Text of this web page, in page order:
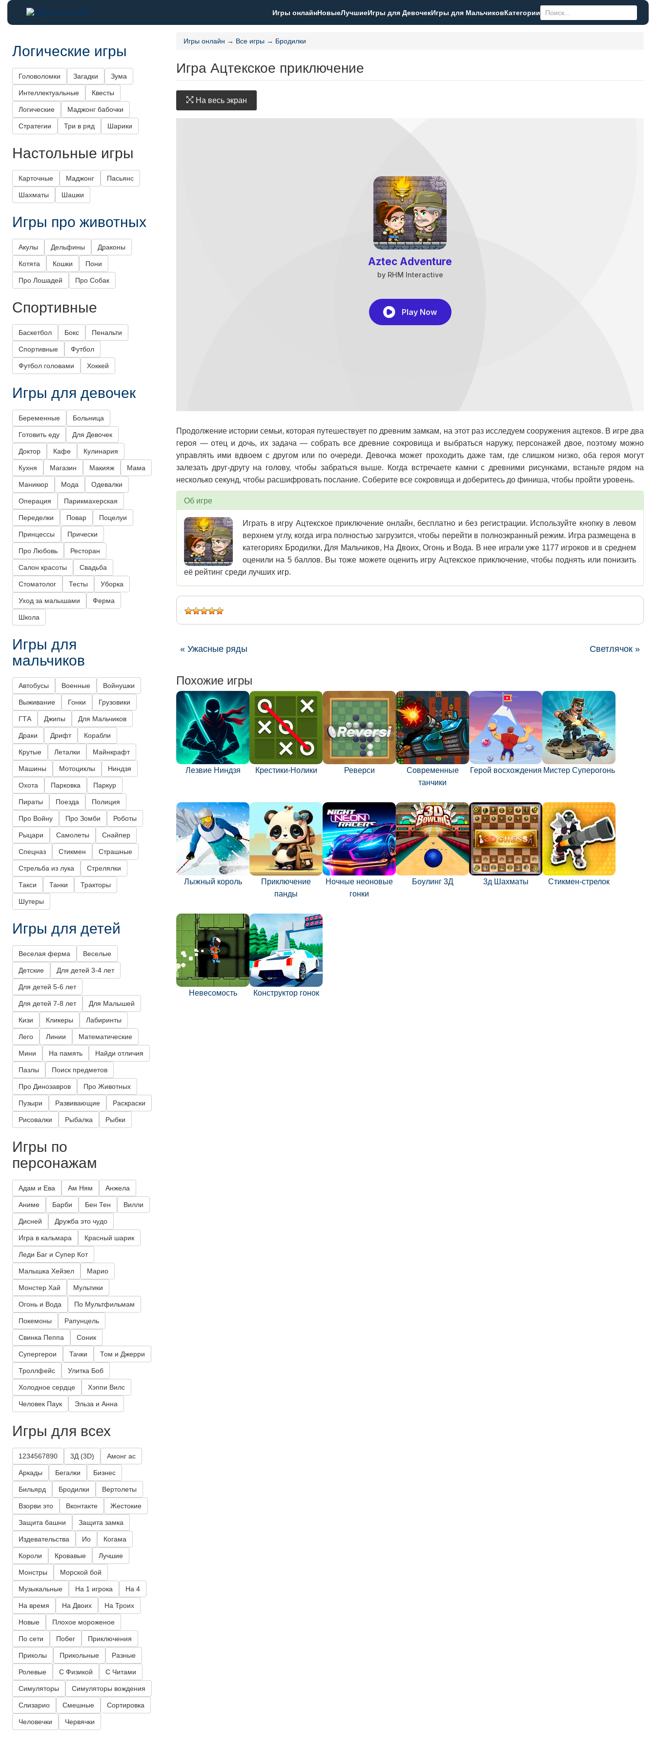
Игры онлайнНовыеЛучшиеИгры для ДевочекИгры для МальчиковКатегории
Игры онлайн → Все игры → Бродилки
Игра Ацтекское приключение
На весь экран
Продолжение истории семьи, которая путешествует по древним замкам, на этот раз исследуем сооружения ацтеков. В игре два
героя — отец и дочь, их задача — собрать все древние сокровища и выбраться наружу, персонажей двое, поэтому можно
управлять ими вдвоем с другом или по очереди. Девочка может проходить даже там, где слишком низко, оба героя могут
залезать друг-другу на голову, чтобы забраться выше. Когда встречаете камни с древними рисунками, встаньте рядом на
несколько секунд, чтобы расшифровать послание. Соберите все сокровища и доберитесь до финиша, чтобы пройти уровень.
Об игре
Играть в игру Ацтекское приключение онлайн, бесплатно и без регистрации. Используйте кнопку в левом
верхнем углу, когда игра полностью загрузится, чтобы перейти в полноэкранный режим. Игра размещена в
категориях Бродилки, Для Мальчиков, На Двоих, Огонь и Вода. В нее играли уже 1177 игроков и в среднем
оценили на 5 баллов. Вы тоже можете оценить игру Ацтекское приключение, чтобы поднять или понизить
её рейтинг среди лучших игр.
« Ужасные ряды Светлячок »
Похожие игры
Лезвие Ниндзя Крестики-Нолики Реверси
Современные
танчики
Герой восхождения Мистер Суперогонь
Лыжный король
Приключение
панды
Ночные неоновые
гонки
Боулинг 3Д 3д Шахматы Стикмен-стрелок
Невесомость Конструктор гонок
Логические игры
Головоломки Загадки Зума
Интеллектуальные Квесты
Логические Маджонг бабочки
Стратегии Три в ряд Шарики
Настольные игры
Карточные Маджонг Пасьянс
Шахматы Шашки
Игры про животных
Акулы Дельфины Драконы
Котята Кошки Пони
Про Лошадей Про Собак
Спортивные
Баскетбол Бокс Пенальти
Спортивные Футбол
Футбол головами Хоккей
Игры для девочек
Беременные Больница
Готовить еду Для Девочек
Доктор Кафе Кулинария
Кухня Магазин Макияж Мама
Маникюр Мода Одевалки
Операция Парикмахерская
Переделки Повар Поцелуи
Принцессы Прически
Про Любовь Ресторан
Салон красоты Свадьба
Стоматолог Тесты Уборка
Уход за малышами Ферма
Школа
Игры для
мальчиков
Автобусы Военные Войнушки
Выживание Гонки Грузовики
ГТА Джипы Для Мальчиков
Драки Дрифт Корабли
Крутые Леталки Майнкрафт
Машины Мотоциклы Ниндзя
Охота Парковка Паркур
Пираты Поезда Полиция
Про Войну Про Зомби Роботы
Рыцари Самолеты Снайпер
Спецназ Стикмен Страшные
Стрельба из лука Стрелялки
Такси Танки Тракторы
Шутеры
Игры для детей
Веселая ферма Веселые
Детские Для детей 3-4 лет
Для детей 5-6 лет
Для детей 7-8 лет Для Малышей
Кизи Кликеры Лабиринты
Лего Линии Математические
Мини На память Найди отличия
Пазлы Поиск предметов
Про Динозавров Про Животных
Пузыри Развивающие Раскраски
Рисовалки Рыбалка Рыбки
Игры по
персонажам
Адам и Ева Ам Ням Анжела
Аниме Барби Бен Тен Вилли
Дисней Дружба это чудо
Игра в кальмара Красный шарик
Леди Баг и Супер Кот
Малышка Хейзел Марио
Монстер Хай Мультики
Огонь и Вода По Мультфильмам
Покемоны Рапунцель
Свинка Пеппа Соник
Супергерои Тачки Том и Джерри
Троллфейс Улитка Боб
Холодное сердце Хэппи Вилс
Человек Паук Эльза и Анна
Игры для всех
1234567890 3Д (3D) Амонг ас
Аркады Бегалки Бизнес
Бильярд Бродилки Вертолеты
Взорви это Вконтакте Жестокие
Защита башни Защита замка
Издевательства Ио Когама
Короли Кровавые Лучшие
Монстры Морской бой
Музыкальные На 1 игрока На 4
На время На Двоих На Троих
Новые Плохое мороженое
По сети Побег Приключения
Приколы Прикольные Разные
Ролевые С Физикой С Читами
Симуляторы Симуляторы вождения
Слизарио Смешные Сортировка
Человечки Червячки